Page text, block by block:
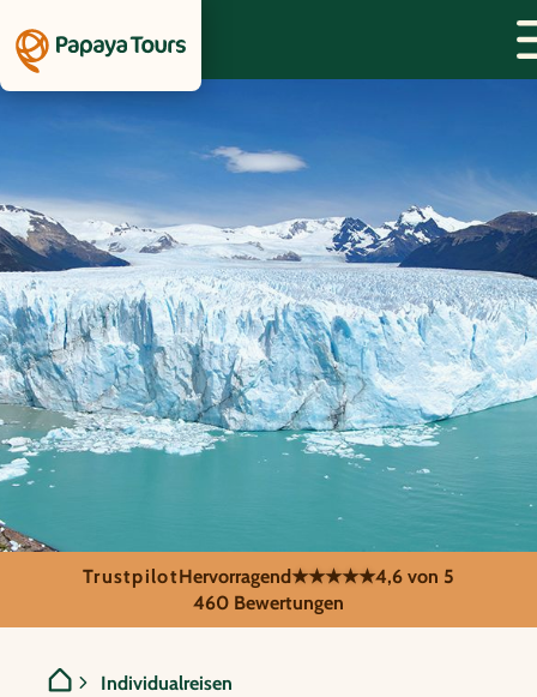
Argentinien
TrustpilotHervorragend★★★★★4,6 von 5
460 Bewertungen
Individualreisen